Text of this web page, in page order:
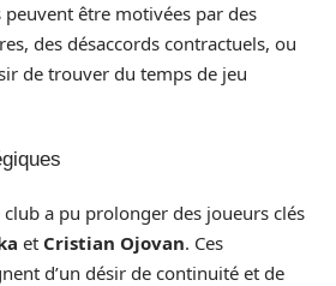
être motivées par des
des désaccords contractuels, ou
de trouver du temps de jeu
a pu prolonger des joueurs clés
et Cristian Ojovan. Ces
d’un désir de continuité et de